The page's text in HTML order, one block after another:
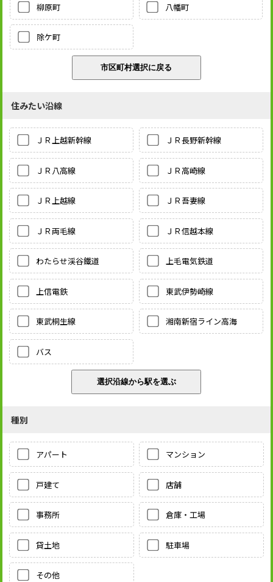
柳原町 八幡町
除ケ町
住みたい沿線
ＪＲ上越新幹線 ＪＲ長野新幹線
ＪＲ八高線 ＪＲ高崎線
ＪＲ上越線 ＪＲ吾妻線
ＪＲ両毛線 ＪＲ信越本線
わたらせ渓谷鐵道 上毛電気鉄道
上信電鉄 東武伊勢崎線
東武桐生線 湘南新宿ライン高海
バス
種別
アパート マンション
戸建て 店舗
事務所 倉庫・工場
貸土地 駐車場
その他